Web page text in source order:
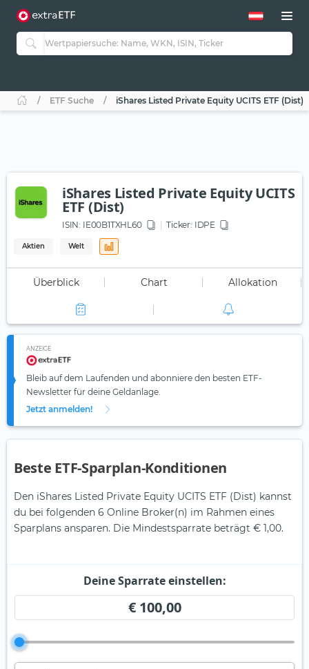
ETF Suche iShares Listed Private Equity UCITS ETF (Dist)
iShares Listed Private Equity UCITS
ETF (Dist)
ISIN: IE00B1TXHL60 Ticker: IDPE
Aktien Welt
Überblick Chart Allokation
ANZEIGE
Bleib auf dem Laufenden und abonniere den besten ETF-
Newsletter für deine Geldanlage.
Jetzt anmelden!
Beste ETF-Sparplan-Konditionen
Den iShares Listed Private Equity UCITS ETF (Dist) kannst
du bei folgenden 6 Online Broker(n) im Rahmen eines
Sparplans ansparen. Die Mindestsparrate beträgt € 1,00.
Deine Sparrate einstellen:
€ 100,00